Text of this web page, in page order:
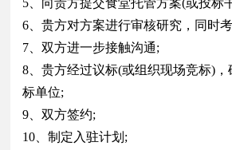
5、向贵方提交食堂托管方案(或投标
6、贵方对方案进行审核研究，同时
7、双方进一步接触沟通;
8、贵方经过议标(或组织现场竞标)，
标单位;
9、双方签约;
10、制定入驻计划;